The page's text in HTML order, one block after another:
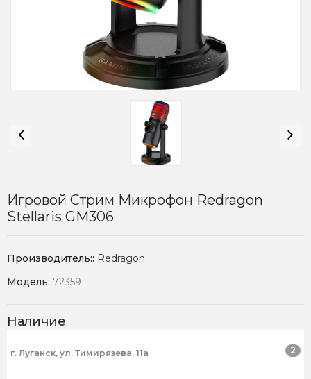
Игровой Стрим Микрофон Redragon
Stellaris GM306
Производитель:: Redragon
Модель: 72359
Наличие
г. Луганск, ул. Тимирязева, 11а 2